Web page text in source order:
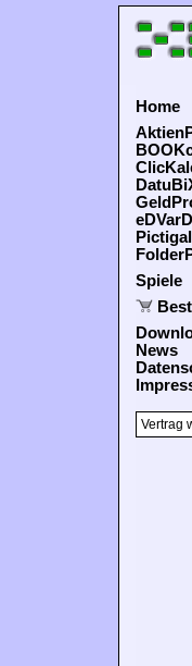
Home
Pictigal
Spiele
News
Vertrag